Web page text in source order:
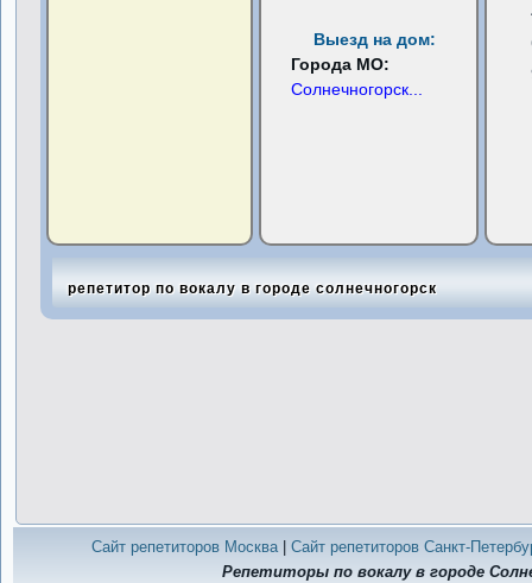
Выезд на дом:
Города МО:
Солнечногорск
репетитор по вокалу в городе солнечногорск
Сайт репетиторов Москва| Сайт репетиторов Санкт-
Репетиторы по вокалу в городе